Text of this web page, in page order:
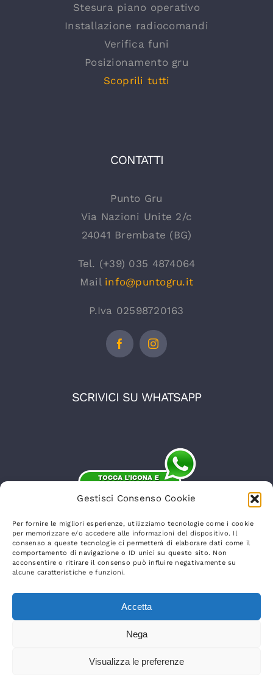
Gestisci Consenso Cookie
Per fornire le migliori esperienze, utilizziamo tecnologie come i cookie
per memorizzare e/o accedere alle informazioni del dispositivo. Il
consenso a queste tecnologie ci permetterà di elaborare dati come il
comportamento di navigazione o ID unici su questo sito. Non
acconsentire o ritirare il consenso può influire negativamente su
alcune caratteristiche e funzioni.
Accetta
Nega
Visualizza le preferenze
Stesura piano operativo
Installazione radiocomandi
Verifica funi
Posizionamento gru
Scoprili tutti
CONTATTI
Punto Gru
Via Nazioni Unite 2/c
24041 Brembate (BG)
Tel. (+39) 035 4874064
Mail info@puntogru.it
P.Iva 02598720163
SCRIVICI SU WHATSAPP
24041 Brembate (BG) | Mail